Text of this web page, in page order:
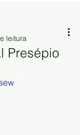
Presépio
leitura